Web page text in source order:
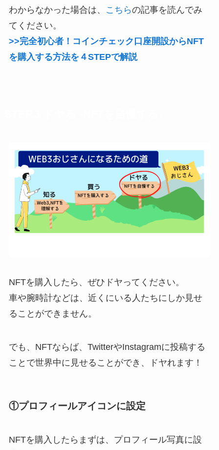
わからなかった場合は、 こちらの記事を読んでみ
てください。
>>完全初心者！コインチェック口座開設からNFT
を購入する方法を４STEPで解説
NFTを購入したら、ぜひドヤってください。
車や腕時計などは、近くにいる人たちにしか見せ
ることができません。
でも、NFTならば、TwitterやInstagramに投稿する
ことで世界中に見せることができ、ドヤれます！
①プロフィールアイコンに設定
NFTを購入したらまずは、プロフィール写真に設